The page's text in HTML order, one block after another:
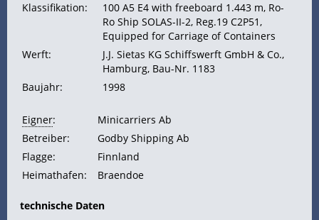
Klassifikation:
100 A5 E4 with freeboard 1.443 m, Ro-
Ro Ship SOLAS-II-2, Reg.19 C2P51,
Equipped for Carriage of Containers
Werft:
J.J. Sietas KG Schiffswerft GmbH & Co.,
Hamburg, Bau-Nr. 1183
Baujahr:
1998
Eigner:
Minicarriers Ab
Betreiber:
Godby Shipping Ab
Flagge:
Finnland
Heimathafen:
Braendoe
technische Daten